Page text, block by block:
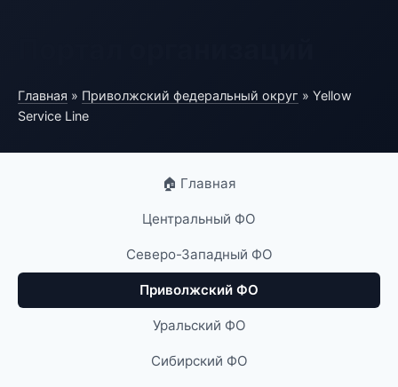
Главная » Приволжский федеральный округ » Yellow
Service Line
🏠 Главная
Центральный ФО
Северо-Западный ФО
Приволжский ФО
Уральский ФО
Сибирский ФО